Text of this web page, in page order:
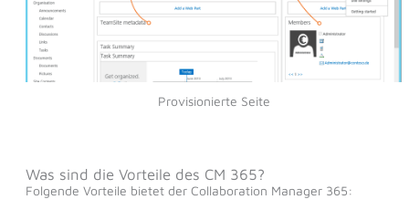
Provisionierte Seite
Was sind die Vorteile des CM 365?
Folgende Vorteile bietet der Collaboration Manager 365: